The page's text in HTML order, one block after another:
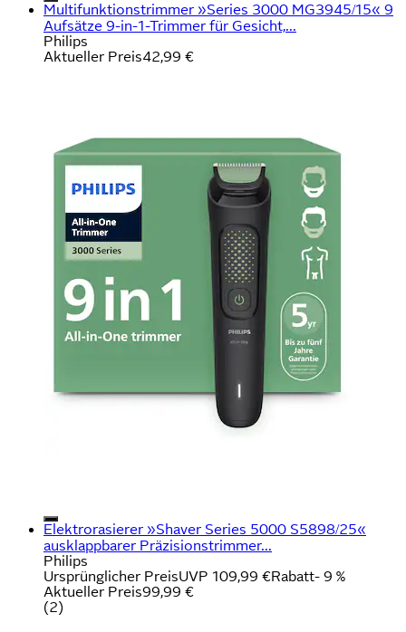
Multifunktionstrimmer »Series 3000 MG3945/15« 9
Aufsätze 9-in-1-Trimmer für Gesicht,...
Philips
Aktueller Preis42,99 €
Elektrorasierer »Shaver Series 5000 S5898/25«
ausklappbarer Präzisionstrimmer...
Philips
Ursprünglicher PreisUVP 109,99 €Rabatt- 9 %
Aktueller Preis99,99 €
(2)